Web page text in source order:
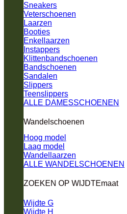
Sneakers
Veterschoenen
Laarzen
Booties
Enkellaarzen
Instappers
Klittenbandschoenen
Bandschoenen
Sandalen
Slippers
Teenslippers
ALLE DAMESSCHOENEN
Wandelschoenen
Hoog model
Laag model
Wandellaarzen
ALLE WANDELSCHOENEN
ZOEKEN OP WIJDTEmaat
Wijdte G
Wijdte H